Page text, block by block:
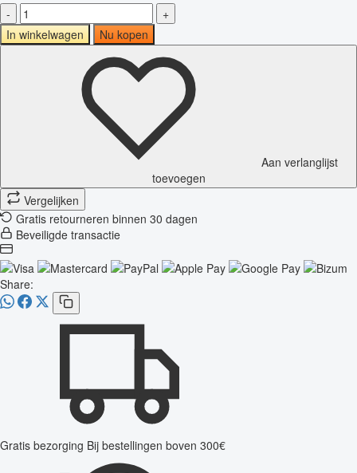
-
+
In winkelwagen
Nu kopen
Aan verlanglijst
toevoegen
Vergelijken
Gratis retourneren binnen 30 dagen
Beveiligde transactie
Share:
Gratis bezorging Bij bestellingen boven 300€